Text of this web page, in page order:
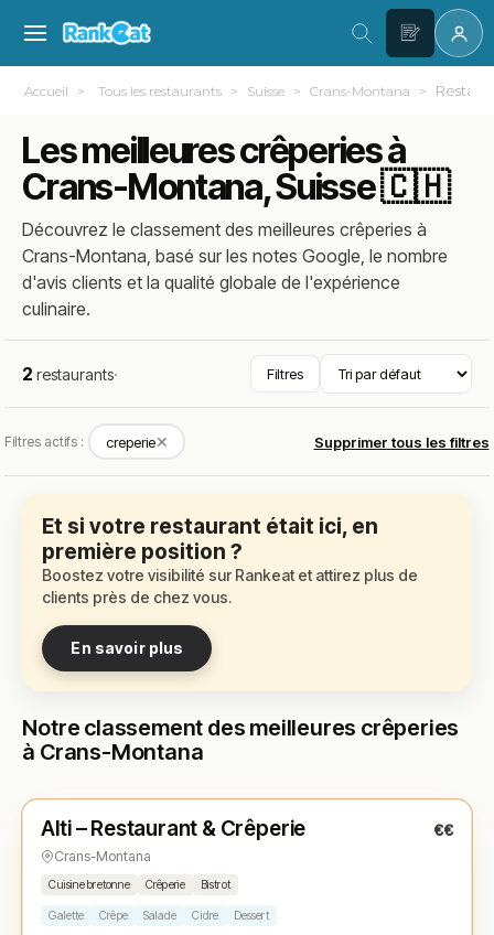
Accueil Tous les restaurants Suisse Crans-Montana
Les meilleures crêperies à
Crans-Montana, Suisse 🇨🇭
Découvrez le classement des meilleures crêperies à
Crans-Montana, basé sur les notes Google, le nombre
d'avis clients et la qualité globale de l'expérience
culinaire.
2 restaurants· Filtres
Filtres actifs : creperie✕ Supprimer tous les filtres
Et si votre restaurant était ici, en
première position ?
Boostez votre visibilité sur Rankeat et attirez plus de
clients près de chez vous.
En savoir plus
Notre classement des meilleures crêperies
à Crans-Montana
★ N° 1
Alti – Restaurant & Crêperie €€
Crans-Montana
Cuisine bretonne Crêperie Bistrot
Galette Crêpe Salade Cidre Dessert